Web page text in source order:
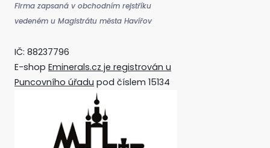
Firma zapsaná v obchodním rejstříku
vedeném u Magistrátu města Havířov
IČ: 88237796
E-shop Eminerals.cz je registrován u
Puncovního úřadu pod číslem 15134